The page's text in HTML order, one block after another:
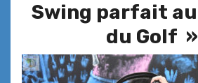
Swing parfait au
du Golf »